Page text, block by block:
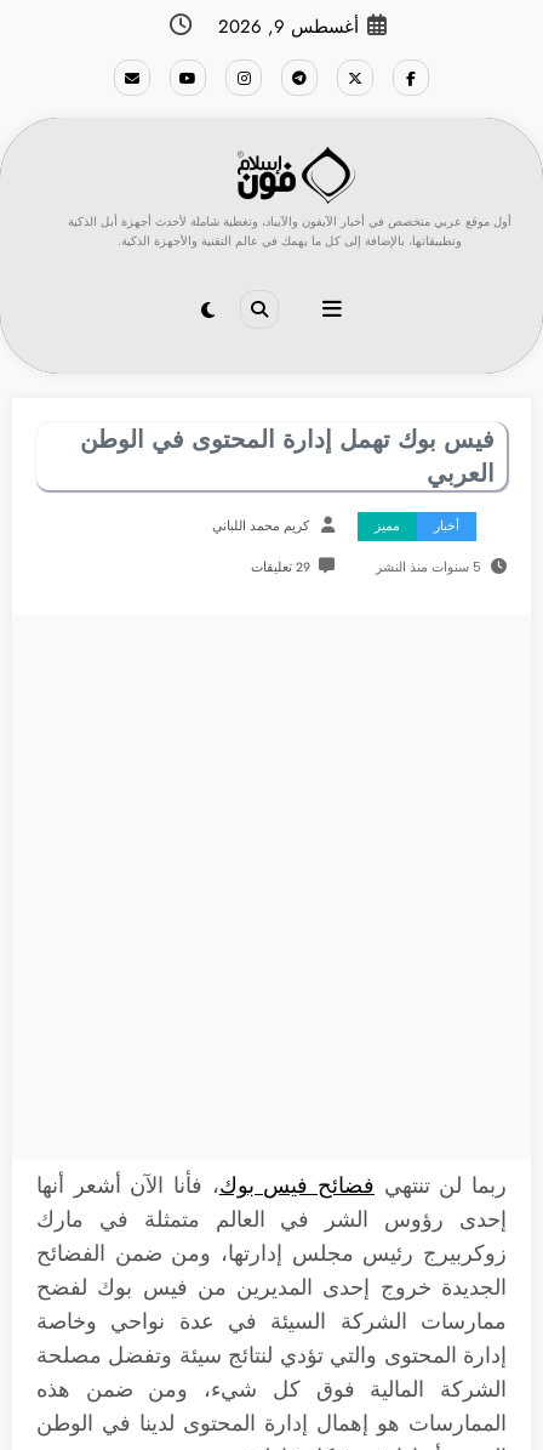
أغسطس 9, 2026
أول موقع عربي متخصص في أخبار الآيفون والآيباد، وتغطية شاملة لأحدث أجهزة أبل الذكية
وتطبيقاتها، بالإضافة إلى كل ما يهمك في عالم التقنية والأجهزة الذكية.
فيس بوك تهمل إدارة المحتوى في الوطن
العربي
أخبار مميز كريم محمد اللباني
5 سنوات منذ النشر 29 تعليقات
ربما لن تنتهي فضائح فيس بوك، فأنا الآن أشعر أنها
إحدى رؤوس الشر في العالم متمثلة في مارك
زوكربيرج رئيس مجلس إدارتها، ومن ضمن الفضائح
الجديدة خروج إحدى المديرين من فيس بوك لفضح
ممارسات الشركة السيئة في عدة نواحي وخاصة
إدارة المحتوى والتي تؤدي لنتائج سيئة وتفضل مصلحة
الشركة المالية فوق كل شيء، ومن ضمن هذه
الممارسات هو إهمال إدارة المحتوى لدينا في الوطن